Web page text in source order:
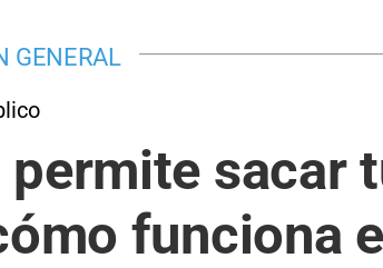
GENERAL
permite sacar
funciona